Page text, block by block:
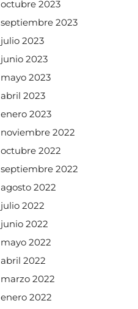
octubre 2023
septiembre 2023
julio 2023
junio 2023
mayo 2023
abril 2023
enero 2023
noviembre 2022
octubre 2022
septiembre 2022
agosto 2022
julio 2022
junio 2022
mayo 2022
abril 2022
marzo 2022
enero 2022